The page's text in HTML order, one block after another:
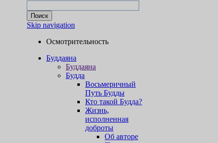
Skip navigation
Осмотрительность
Буддаяна
Буддаяна
Будда
Восьмеричный
Путь Будды
Кто такой Будда?
Жизнь,
исполненная
доброты
Об авторе